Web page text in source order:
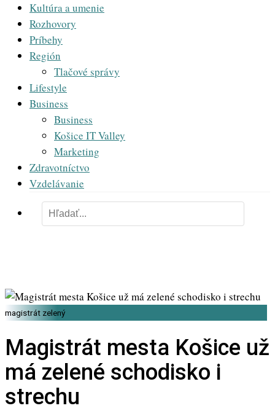
Kultúra a umenie
Rozhovory
Príbehy
Región
Tlačové správy
Lifestyle
Business
Business
Košice IT Valley
Marketing
Zdravotníctvo
Vzdelávanie
magistrát zelený
Magistrát mesta Košice už
má zelené schodisko i
strechu